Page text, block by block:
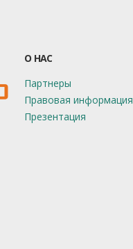
О НАС
Партнеры
Правовая информация
Презентация